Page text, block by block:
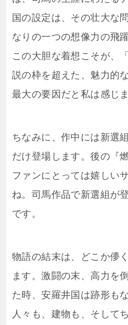
国の設定は、その壮大な
なりの一つの想像力の飛
この大胆な着想こそが、
説の枠を超えた、魅力的
最大の要因だと私は感じま
ちなみに、作中には新選
だけ登場します。後の『
ファンにとっては嬉しい
ね。司馬作品で新選組が
です。
物語の結末は、どこか儚
ます。激闘の末、高力を
た時、安羅井国は跡形も
人々も、建物も、そして